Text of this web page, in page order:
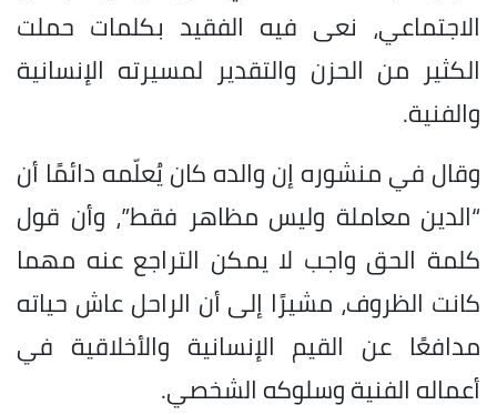
الاجتماعي، نعى فيه الفقيد بكلمات حملت
الكثير من الحزن والتقدير لمسيرته الإنسانية
والفنية.
وقال في منشوره إن والده كان يُعلّمه دائمًا أن
“الدين معاملة وليس مظاهر فقط”، وأن قول
كلمة الحق واجب لا يمكن التراجع عنه مهما
كانت الظروف، مشيرًا إلى أن الراحل عاش حياته
مدافعًا عن القيم الإنسانية والأخلاقية في
أعماله الفنية وسلوكه الشخصي.